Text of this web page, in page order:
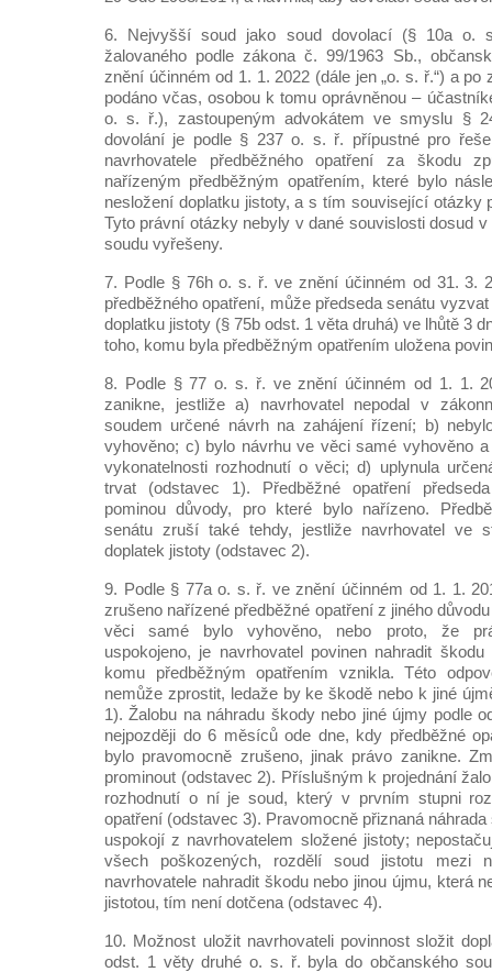
6. Nejvyšší soud jako soud dovolací (§ 10a o.
žalovaného podle zákona č. 99/1963 Sb.,
znění účinném od 1. 1. 2022 (dále jen „o. s. ř.“) a
podáno včas, osobou k tomu oprávněnou –
o. s. ř.), zastoupeným advokátem ve smyslu §
dovolání je podle § 237 o. s. ř. přípustné pro
navrhovatele předběžného opatření za škodu
nařízeným předběžným opatřením, které bylo
nesložení doplatku jistoty, a s tím související otázky
Tyto právní otázky nebyly v dané souvislosti dosud
soudu vyřešeny.
7. Podle § 76h o. s. ř. ve znění účinném od 31. 3.
předběžného opatření, může předseda senátu
doplatku jistoty (§ 75b odst. 1 věta druhá) ve lhůtě 3
toho, komu byla předběžným opatřením uložena
8. Podle § 77 o. s. ř. ve znění účinném od 1. 1.
zanikne, jestliže a) navrhovatel nepodal v
soudem určené návrh na zahájení řízení; b)
vyhověno; c) bylo návrhu ve věci samé vyhověno
vykonatelnosti rozhodnutí o věci; d) uplynula
trvat (odstavec 1). Předběžné opatření
pominou důvody, pro které bylo nařízeno.
senátu zruší také tehdy, jestliže navrhovatel ve
doplatek jistoty (odstavec 2).
9. Podle § 77a o. s. ř. ve znění účinném od 1. 1.
zrušeno nařízené předběžné opatření z jiného
věci samé bylo vyhověno, nebo proto, že
uspokojeno, je navrhovatel povinen nahradit
komu předběžným opatřením vznikla. Této
nemůže zprostit, ledaže by ke škodě nebo k jiné
1). Žalobu na náhradu škody nebo jiné újmy podle
nejpozději do 6 měsíců ode dne, kdy předběžné
bylo pravomocně zrušeno, jinak právo zanikne.
prominout (odstavec 2). Příslušným k projednání
rozhodnutí o ní je soud, který v prvním stupni
opatření (odstavec 3). Pravomocně přiznaná
uspokojí z navrhovatelem složené jistoty;
všech poškozených, rozdělí soud jistotu mezi
navrhovatele nahradit škodu nebo jinou újmu, která
jistotou, tím není dotčena (odstavec 4).
10. Možnost uložit navrhovateli povinnost složit
odst. 1 věty druhé o. s. ř. byla do občanského